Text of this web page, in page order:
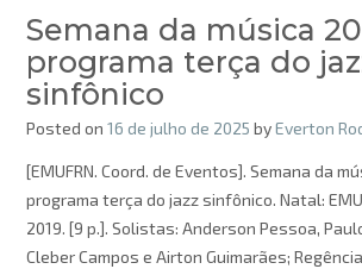
Semana da música
programa terça do
sinfônico
Posted on 16 de julho de 2025 byEverton
[EMUFRN. Coord. de Eventos]. Semana da
programa terça do jazz sinfônico. Natal:
2019. [9 p.]. Solistas: Anderson Pessoa,
Cleber Campos e Airton Guimarães;